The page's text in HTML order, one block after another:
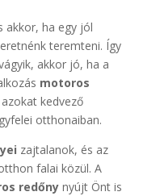
akkor, ha egy jól
teremteni. Így
akkor jó, ha a
motoros
kedvező
otthonaiban.
zajtalanok, és az
falai közül. A
redőnynyújt Önt is